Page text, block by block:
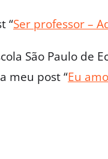
“Ser professor –
São Paulo de
meu post “Eu